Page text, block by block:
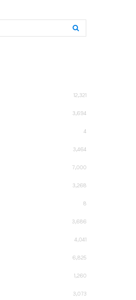
12,321
3,694
4
3,464
7,000
3,268
8
3,686
4,041
6,825
1,260
3,073